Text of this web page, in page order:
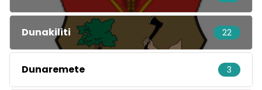
Dunakiliti 22
Dunaremete 3